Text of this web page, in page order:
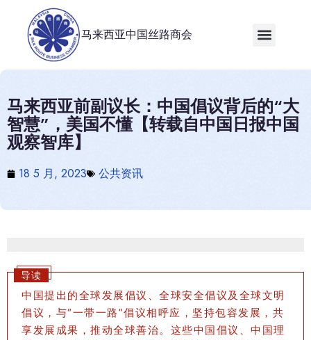
马来西亚中国丝路商会
马来西亚前副议长：中国倡议背后的“大
智慧”，美国不懂【转载自中国日报中国
观察智库】
18 5 月, 2023 公共资讯
导读
中国提出的全球发展倡议、全球安全倡议及全球文明
倡议，与“一带一路”倡议相呼应，坚持包容发展，共
享发展成果，推动全球善治。这些中国倡议、中国理